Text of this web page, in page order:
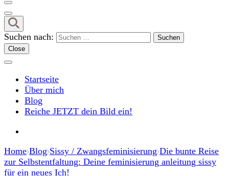
Suchen nach:
Close
Startseite
Über mich
Blog
Reiche JETZT dein Bild ein!
Home Blog Sissy / Zwangsfeminisierung Die bunte Reise
zur Selbstentfaltung: Deine feminisierung anleitung sissy
für ein neues Ich!